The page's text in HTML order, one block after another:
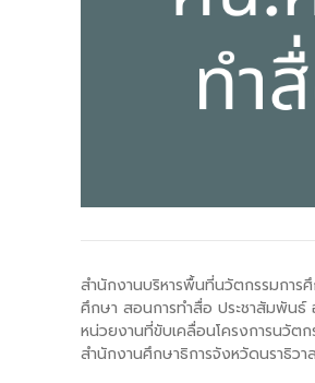
-- คณะกรรมการนโยบายพื้นที่นวั
-- คณะอนุกรรมการ 6 คณะ
สำนักงานบริหารพื้นที่นวัตกรรมกา
ศึกษา สอนการทำสื่อ ประชาสัมพัน
หน่วยงานที่ขับเคลื่อนโครงการนวัต
สำนักงานศึกษาธิการจังหวัดนราธิว